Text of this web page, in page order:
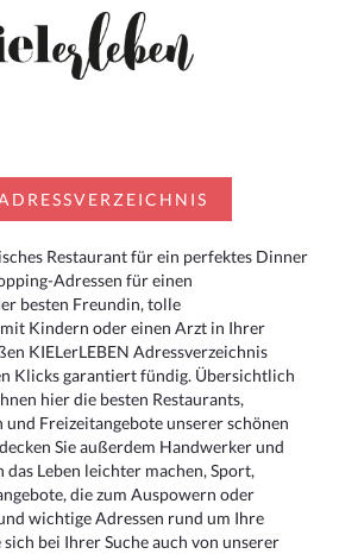
Restaurant für ein perfektes Dinner
Adressen für einen
besten Freundin, tolle
Kindern oder einen Arzt in Ihrer
KIELerLEBEN Adressverzeichnis
Klicks garantiert fündig. Übersichtlich
hier die besten Restaurants,
Freizeitangebote unserer schönen
Sie außerdem Handwerker und
Leben leichter machen, Sport,
die zum Auspowern oder
wichtige Adressen rund um Ihre
sich bei Ihrer Suche auch von unserer